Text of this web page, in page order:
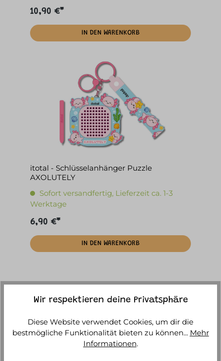
10,90 €*
IN DEN WARENKORB
itotal - Schlüsselanhänger Puzzle
AXOLUTELY
Sofort versandfertig, Lieferzeit ca. 1-3
Werktage
6,90 €*
IN DEN WARENKORB
Wir respektieren deine Privatsphäre
Diese Website verwendet Cookies, um dir die
bestmögliche Funktionalität bieten zu können... Mehr
Informationen.